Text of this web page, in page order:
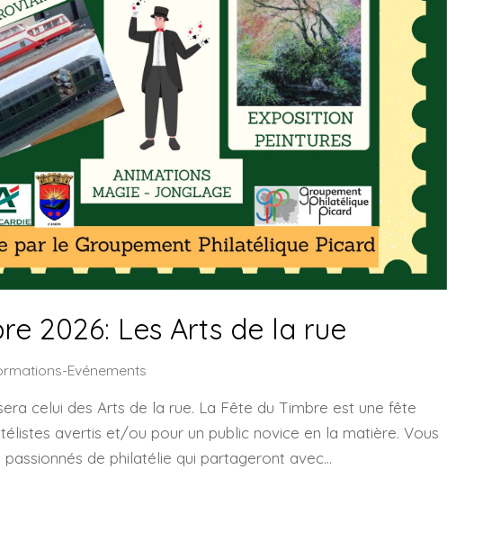
2026: Les Arts de la rue
Evénements
celui des Arts de la rue. La Fête du Timbre est une fête
avertis et/ou pour un public novice en la matière. Vous
de philatélie qui partageront avec…